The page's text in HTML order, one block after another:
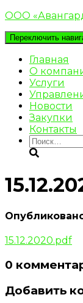
ООО
Переключить
Главная
О
Услуги
Новости
Закупки
Контакты
Найти:
15.12.2020.pdf
0
Добавить